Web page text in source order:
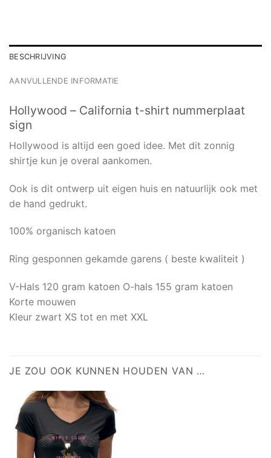
BESCHRIJVING
AANVULLENDE INFORMATIE
Hollywood – California t-shirt nummerplaat
sign
Hollywood is altijd een goed idee. Met dit zonnig
shirtje kun je overal aankomen.
Ook is dit ontwerp uit eigen huis en natuurlijk ook met
de hand gedrukt.
100% organisch katoen
Ring gesponnen gekamde garens ( beste kwaliteit )
V-Hals 120 gram katoen O-hals 155 gram katoen
Korte mouwen
Kleur zwart XS tot en met XXL
JE ZOU OOK KUNNEN HOUDEN VAN …